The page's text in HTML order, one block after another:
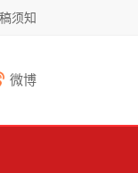
须知
微博